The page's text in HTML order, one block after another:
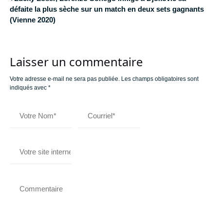
défaite la plus sèche sur un match en deux sets gagnants
(Vienne 2020)
Laisser un commentaire
Votre adresse e-mail ne sera pas publiée. Les champs obligatoires sont
indiqués avec *